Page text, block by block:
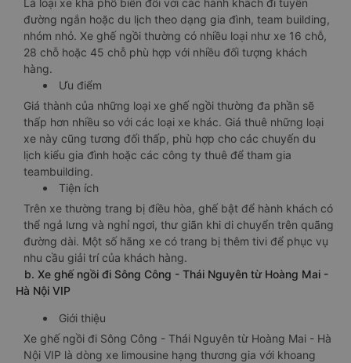
Là loại xe khá phổ biến đối với các hành khách đi tuyến
đường ngắn hoặc du lịch theo dạng gia đình, team building,
nhóm nhỏ. Xe ghế ngồi thường có nhiều loại như xe 16 chỗ,
28 chỗ hoặc 45 chỗ phù hợp với nhiều đối tượng khách
hàng.
Ưu điểm
Giá thành của những loại xe ghế ngồi thường đa phần sẽ
thấp hơn nhiều so với các loại xe khác. Giá thuê những loại
xe này cũng tương đối thấp, phù hợp cho các chuyến du
lịch kiểu gia đình hoặc các công ty thuê để tham gia
teambuilding.
Tiện ích
Trên xe thường trang bị điều hòa, ghế bật để hành khách có
thể ngả lưng và nghỉ ngơi, thư giãn khi di chuyển trên quãng
đường dài. Một số hãng xe có trang bị thêm tivi để phục vụ
nhu cầu giải trí của khách hàng.
b. Xe ghế ngồi đi Sông Công - Thái Nguyên từ Hoàng Mai -
Hà Nội VIP
Giới thiệu
Xe ghế ngồi đi Sông Công - Thái Nguyên từ Hoàng Mai - Hà
Nội VIP là dòng xe limousine hạng thương gia với khoang